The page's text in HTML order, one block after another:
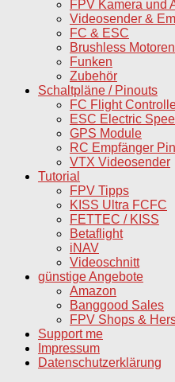
FPV Kamera und
Videosender &
FC & ESC
Brushless Motoren
Funken
Zubehör
Schaltpläne / Pinouts
FC Flight
ESC Electric
GPS Module
RC Empfänger
VTX Videosender
Tutorial
FPV Tipps
KISS Ultra FCFC
FETTEC / KISS
Betaflight
iNAV
Videoschnitt
günstige Angebote
Amazon
Banggood Sales
FPV Shops &
Support me
Impressum
Datenschutzerklärung